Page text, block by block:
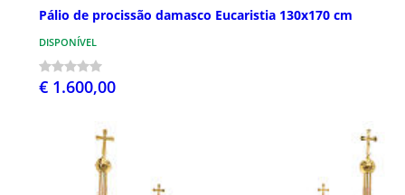
Pálio de procissão damasco Eucaristia 130x170 cm
DISPONÍVEL
€ 1.600,00